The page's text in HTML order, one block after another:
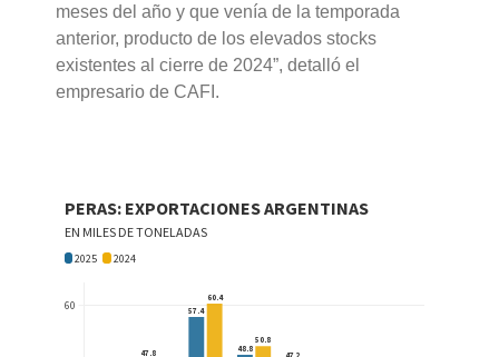
meses del año y que venía de la temporada
anterior, producto de los elevados stocks
existentes al cierre de 2024”, detalló el
empresario de CAFI.